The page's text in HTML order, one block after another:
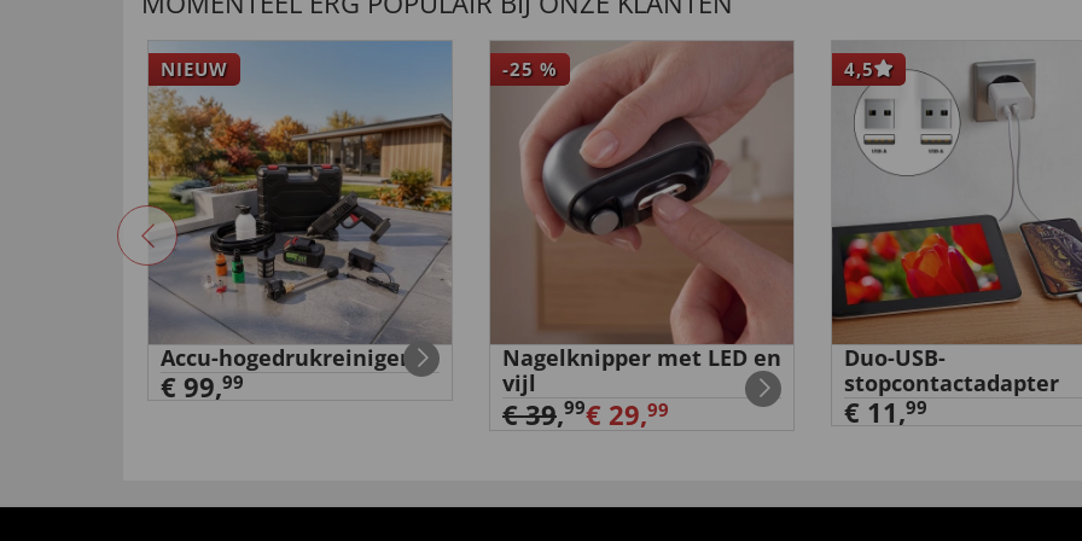
NIEUW
Accu-hogedrukreiniger
€ 99,99
-25 %
Nagelknipper met LED en
vijl
€ 39,99€ 29,99
4,5
Duo-USB-
stopcontactadapter
€ 11,99